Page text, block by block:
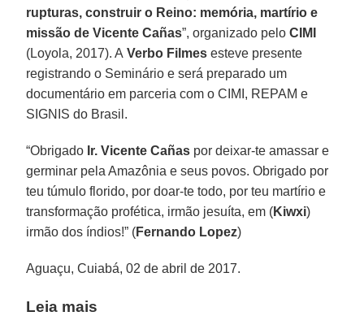
rupturas, construir o Reino: memória, martírio e
missão de Vicente Cañas”, organizado peloCIMI
(Loyola, 2017). A Verbo Filmes esteve presente
registrando o Seminário e será preparado um
documentário em parceria com o CIMI, REPAM e
SIGNIS do Brasil.
“Obrigado Ir. Vicente Cañas por deixar-te amassar e
germinar pela Amazônia e seus povos. Obrigado por
teu túmulo florido, por doar-te todo, por teu martírio e
transformação profética, irmão jesuíta, em (Kiwxi)
irmão dos índios!” (Fernando Lopez)
Aguaçu, Cuiabá, 02 de abril de 2017.
Leia mais